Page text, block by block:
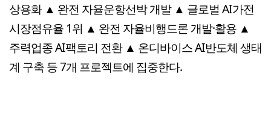
상용화 ▲ 완전 자율운항선박 개발 ▲ 글로벌 AI가전
시장점유율 1위 ▲ 완전 자율비행드론 개발·활용 ▲
주력업종 AI팩토리 전환 ▲ 온디바이스 AI반도체 생태
계 구축 등 7개 프로젝트에 집중한다.